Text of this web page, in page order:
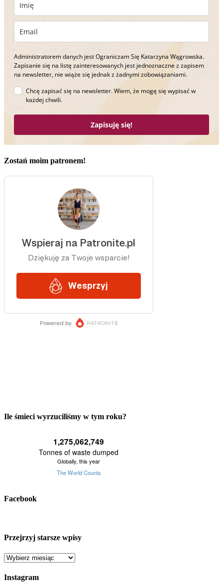
Administratorem danych jest Ograniczam Się Katarzyna Wągrowska.
Zapisanie się na listę zainteresowanych jest jednoznaczne z zapisem
na newsletter, nie wiąże się jednak z żadnymi zobowiązaniami.
Chcę zapisać się na newsletter. Wiem, że mogę się wypisać w
każdej chwili.
Zapisuję się!
Zostań moim patronem!
Ile śmieci wyrzuciliśmy w tym roku?
Facebook
Przejrzyj starsze wpisy
Przejrzyj
wpisy
Instagram